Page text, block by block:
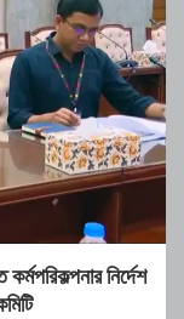
নির্দেশ